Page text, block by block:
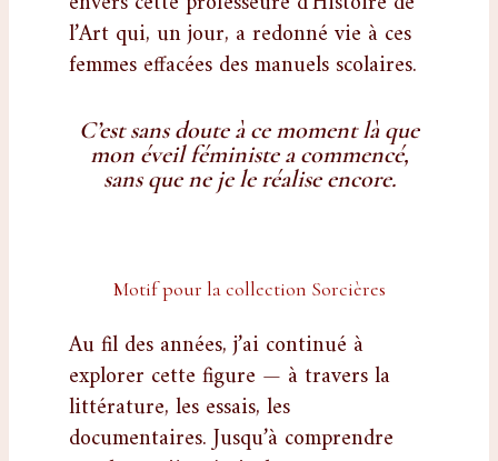
l’Art qui, un jour, a redonné vie à ces
femmes effacées des manuels scolaires.
C’est sans doute à ce moment là que
mon éveil féministe a commencé,
sans que ne je le réalise encore.
Motif pour la collection Sorcières
Au fil des années, j’ai continué à
explorer cette figure — à travers la
littérature, les essais, les
documentaires. Jusqu’à comprendre